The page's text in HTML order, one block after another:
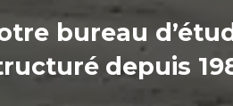
bureau
depuis